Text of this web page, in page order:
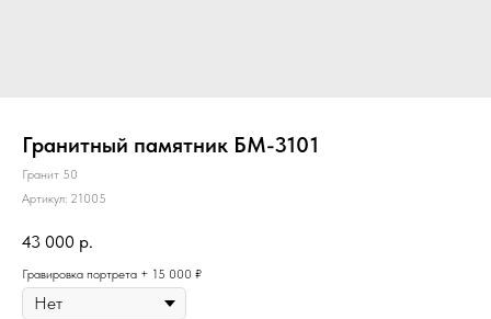
Гранитный памятник БМ-3101
Гранит 50
Артикул: 21005
43 000 р.
Гравировка портрета + 15 000 ₽